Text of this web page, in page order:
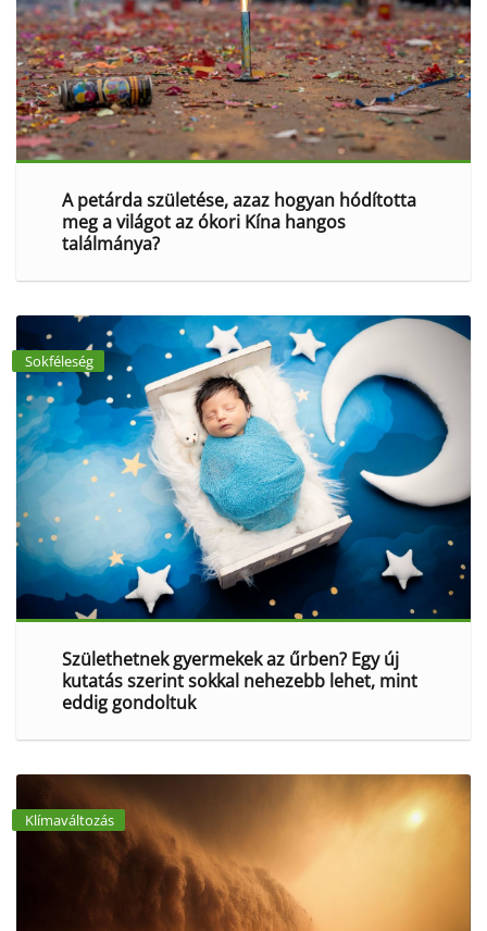
A petárda születése, azaz hogyan hódította
meg a világot az ókori Kína hangos
találmánya?
Sokféleség
Születhetnek gyermekek az űrben? Egy új
kutatás szerint sokkal nehezebb lehet, mint
eddig gondoltuk
Klímaváltozás